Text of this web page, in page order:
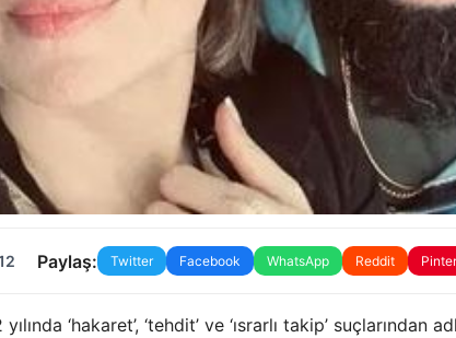
Paylaş: Twitter Facebook WhatsApp Reddit
‘hakaret’, ‘tehdit’ ve ‘ısrarlı takip’ suçlarından